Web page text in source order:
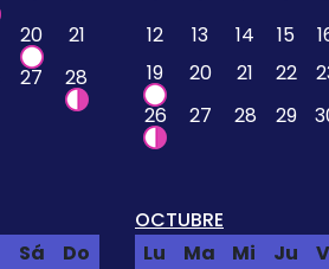
20
21
27
28
12
13 14 15
19
20 21 22
26
27 28 29
Sá
Do
OCTUBRE
Lu
Ma Mi Ju